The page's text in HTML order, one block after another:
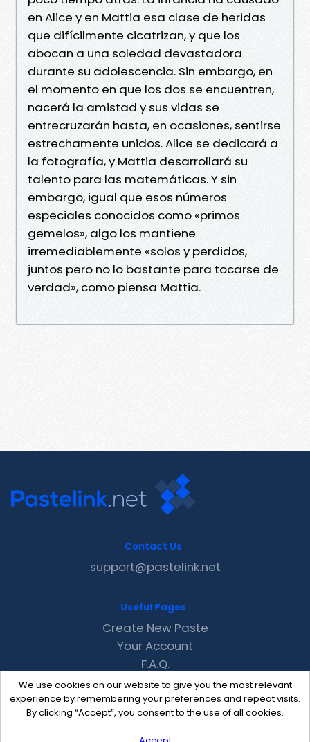
en Alice y en Mattia esa clase de heridas
que difícilmente cicatrizan, y que los
abocan a una soledad devastadora
durante su adolescencia. Sin embargo, en
el momento en que los dos se encuentren,
nacerá la amistad y sus vidas se
entrecruzarán hasta, en ocasiones, sentirse
estrechamente unidos. Alice se dedicará a
la fotografía, y Mattia desarrollará su
talento para las matemáticas. Y sin
embargo, igual que esos números
especiales conocidos como «primos
gemelos», algo los mantiene
irremediablemente «solos y perdidos,
juntos pero no lo bastante para tocarse de
verdad», como piensa Mattia.
We use cookies on our website to give you the most relevant
experience by remembering your preferences and repeat visits.
By clicking “Accept”, you consent to the use of all cookies.
Contact Us
support@pastelink.net
Useful Pages
Create New Paste
Your Account
F.A.Q.
Recent
Contact